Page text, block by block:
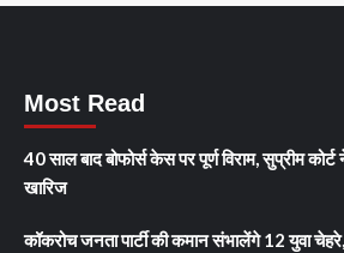
Most Read
40 साल बाद बोफोर्स केस पर पूर्ण विराम, सुप्रीम
खारिज
कॉकरोच जनता पार्टी की कमान संभालेंगे 12 युवा